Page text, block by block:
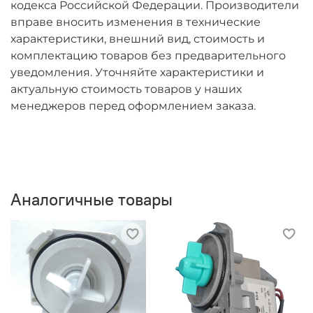
EWF14108WJLWM1201, JLWM1402,
JLWM1603AW1200W, AW1400W, BIW123W,
AW1000W, AW1001W, AW1200W, AW1201W,
AW1260W, AW1400W, AW1401W, AW1460W,
AW850W, BIW104W, BIW105W, BIW125W,
BIW145W
ZWF1010W, ZWF1020W, ZWF1217W, ZWF1220S,
ZWF1440W, ZWF1450W, ZWF1630W, ZWF1640S ,
ZWF1640W, ZWF1650W, F1045W, FR1250W,
FR1450W, FS1255W, ZWF1010W, ZWF1011W,
ZWF1012W, ZWF1020W, ZWF1021W, ZWF1112W,
ZWF1210W, ZWF1211W, ZWF1217W, ZWF1218W,
кодекса Российской Федерации. Производители
вправе вносить изменения в технические
характеристики, внешний вид, стоимость и
комплектацию товаров без предварительного
уведомления. Уточняйте характеристики и
актуальную стоимость товаров у наших
менеджеров перед оформлением заказа.
Аналогичные товары